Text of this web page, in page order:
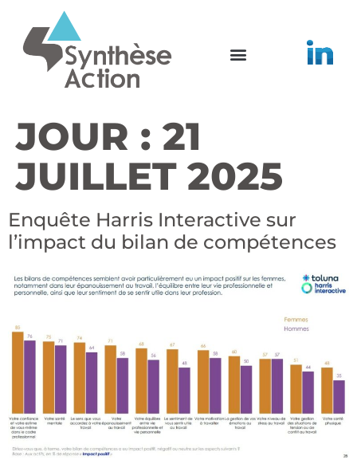
JOUR : 21
JUILLET 2025
Enquête Harris Interactive sur
l’impact du bilan de compétences